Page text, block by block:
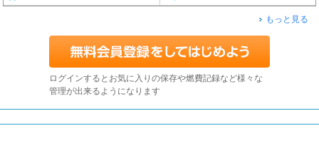
もっと見る
ログインするとお気に入りの保存や燃費記録など様々な
管理が出来るようになります